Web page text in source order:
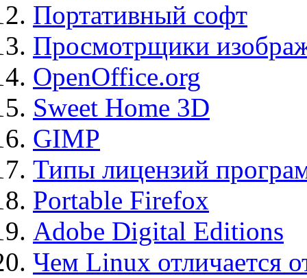
Портативный софт
Просмотрщики
OpenOffice.org
Sweet Home 3D
GIMP
Типы лицензий
Portable Firefox
Adobe Digital Editions
Чем Linux отличается